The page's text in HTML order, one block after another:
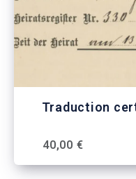
Traduction
40,00 €